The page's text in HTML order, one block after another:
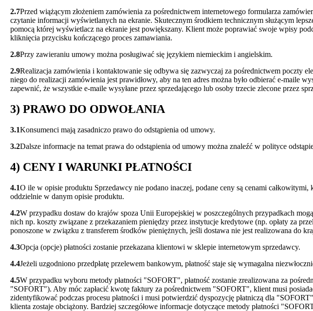
2.7Przed wiążącym złożeniem zamówienia za pośrednictwem internetowego formularza
czytanie informacji wyświetlanych na ekranie. Skutecznym środkiem technicznym służącym
pomocą której wyświetlacz na ekranie jest powiększany. Klient może poprawiać swoje wpisy
kliknięcia przycisku kończącego proces zamawiania.
2.8Przy zawieraniu umowy można posługiwać się językiem niemieckim i angielskim.
2.9Realizacja zamówienia i kontaktowanie się odbywa się zazwyczaj za pośrednictwem poczty
niego do realizacji zamówienia jest prawidłowy, aby na ten adres można było odbierać e-maile
zapewnić, że wszystkie e-maile wysyłane przez sprzedającego lub osoby trzecie zlecone przez
3) PRAWO DO ODWOŁANIA
3.1Konsumenci mają zasadniczo prawo do odstąpienia od umowy.
3.2Dalsze informacje na temat prawa do odstąpienia od umowy można znaleźć w polityce
4) CENY I WARUNKI PŁATNOŚCI
4.1O ile w opisie produktu Sprzedawcy nie podano inaczej, podane ceny są cenami
oddzielnie w danym opisie produktu.
4.2W przypadku dostaw do krajów spoza Unii Europejskiej w poszczególnych przypadkach
nich np. koszty związane z przekazaniem pieniędzy przez instytucje kredytowe (np. opłaty za
ponoszone w związku z transferem środków pieniężnych, jeśli dostawa nie jest realizowana do
4.3Opcja (opcje) płatności zostanie przekazana klientowi w sklepie internetowym sprzedawcy.
4.4Jeżeli uzgodniono przedpłatę przelewem bankowym, płatność staje się wymagalna
4.5W przypadku wyboru metody płatności "SOFORT", płatność zostanie zrealizowana za
"SOFORT"). Aby móc zapłacić kwotę faktury za pośrednictwem "SOFORT", klient musi
zidentyfikować podczas procesu płatności i musi potwierdzić dyspozycję płatniczą dla
klienta zostaje obciążony. Bardziej szczegółowe informacje dotyczące metody płatności